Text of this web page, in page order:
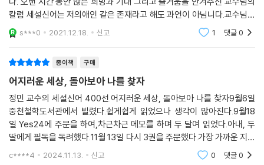
서 말미암아 깊은 데 이르고, 거친 데에서 나아가 정밀함에 다다른다. 닫힌
슬기구멍이 열리고 큰 안목이 터진다.
새로 말린 새 심이 어느새 뒤따른다.
새 심으로 새 덕 기름 배우길 원하노니
문득 새잎 따라서 새 지식이 생겨나리.
芭蕉心盡展新枝 新卷新心暗已隨
願學新心養新德 旋隨新葉起新知
_장재(張載), 〈파초(芭草)〉 중에서
배움의 길을 따라 먼 데 이르고 뜻을 밝히기 위해, ‘고요’의 시간이 필요하
칼럼 세설신어는 저의애인 같은 존재라고 해도 과언이 아님니다.교수님의
칼럼이 빠진 목요일 신문은 허전합니다.이제 책으로 소장하며 복습도 하겠
습니다또다른 고전
s***0 2021.12.18. 신고 1 댓글0
종이책 구매
어지러운 세상, 돌아보아 나를 찾자
정민 교수의 세설신어 400선.어지러운 세상, 돌아보아 나를 찾자9월6일
중천철학도서관에서 빌렸다.쉽게쉽게 읽었으나 생각이 많아진다.9월18
일 Yes24에 주문을 하여,차근차근 메모를 하며 두 달여 읽었다.아내, 두
딸에게 필독을 독려했다.11월 13일 다시 3권을 주문했다.가장 가까운 지인
들에게 선물할 것이다.＜정민 교수의 말씀＞ * 괄호안 숫자는 본문 페이
c****4 2024.11.13. 신고 0 댓글0